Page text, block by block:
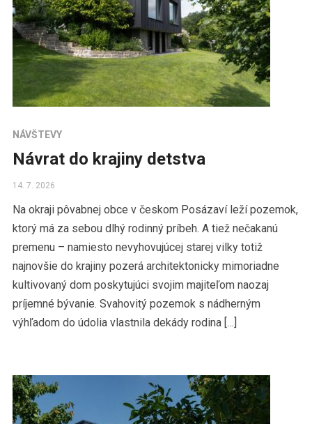
NÁVŠTEVY
Návrat do krajiny detstva
14. 7. 2026
Na okraji pôvabnej obce v českom Posázaví leží pozemok,
ktorý má za sebou dlhý rodinný príbeh. A tiež nečakanú
premenu – namiesto nevyhovujúcej starej vilky totiž
najnovšie do krajiny pozerá architektonicky mimoriadne
kultivovaný dom poskytujúci svojim majiteľom naozaj
príjemné bývanie. Svahovitý pozemok s nádherným
výhľadom do údolia vlastnila dekády rodina […]